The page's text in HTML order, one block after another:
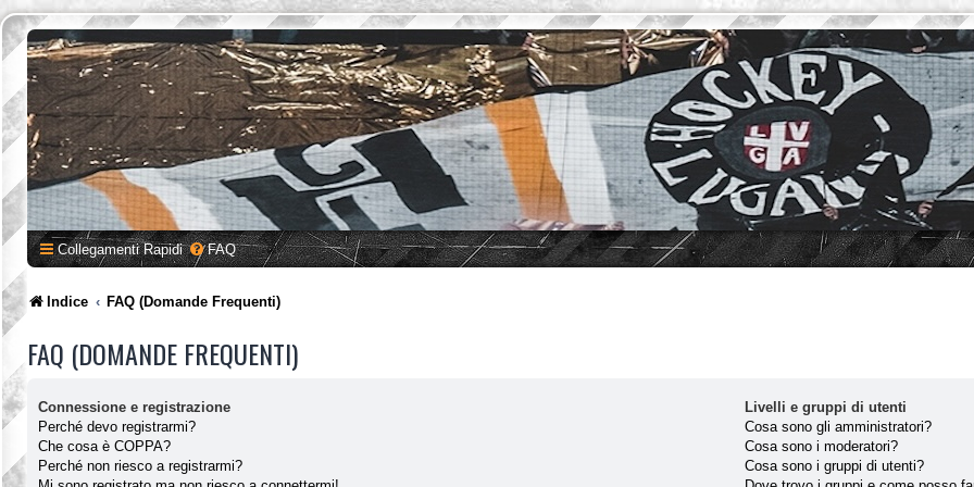
Collegamenti Rapidi FAQ
Indice FAQ (Domande Frequenti)
FAQ (DOMANDE FREQUENTI)
Connessione e registrazione
Perché devo registrarmi?
Che cosa è COPPA?
Perché non riesco a registrarmi?
Livelli e gruppi di utenti
Cosa sono gli amministratori?
Cosa sono i moderatori?
Cosa sono i gruppi di utenti?